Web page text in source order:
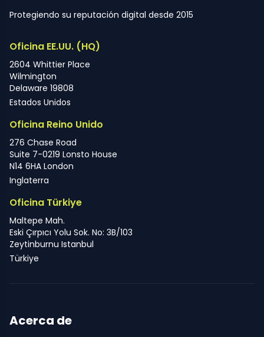
Protegiendo su reputación digital desde 2015
Oficina EE.UU. (HQ)
2604 Whittier Place
Wilmington
Delaware 19808
Estados Unidos
Oficina Reino Unido
276 Chase Road
Suite 7-0219 Lonsto House
N14 6HA London
Inglaterra
Oficina Türkiye
Maltepe Mah.
Eski Çırpıcı Yolu Sok. No: 3B/103
Zeytinburnu Istanbul
Türkiye
Acerca de